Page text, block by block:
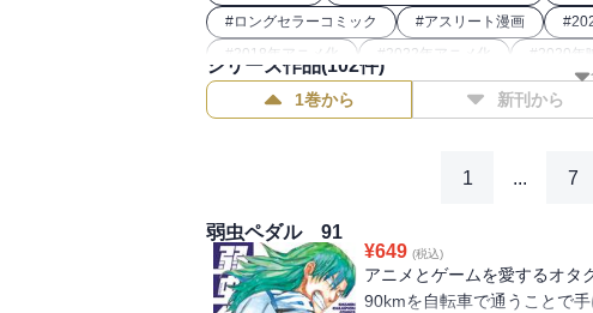
#ロングセラーコミック #アスリート漫画 #
#2018年アニメ化 #2022年アニメ化 #2020年
#週刊少年チャンピオン（00年代） #講談社漫画賞
シリーズ作品(102件)
1巻から 新刊から
1 ... 7
弱虫ペダル 91
¥649 (税込)
アニメとゲームを愛するオタ
90kmを自転車で通うことで